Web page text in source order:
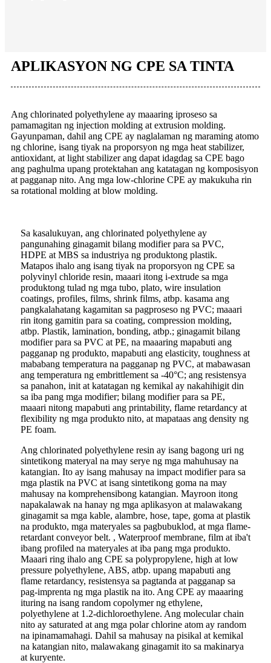
APLIKASYON NG CPE SA TINTA
Ang chlorinated polyethylene ay maaaring iproseso sa
pamamagitan ng injection molding at extrusion molding.
Gayunpaman, dahil ang CPE ay naglalaman ng maraming atomo
ng chlorine, isang tiyak na proporsyon ng mga heat stabilizer,
antioxidant, at light stabilizer ang dapat idagdag sa CPE bago
ang paghulma upang protektahan ang katatagan ng komposisyon
at pagganap nito. Ang mga low-chlorine CPE ay makukuha rin
sa rotational molding at blow molding.
Sa kasalukuyan, ang chlorinated polyethylene ay
pangunahing ginagamit bilang modifier para sa PVC,
HDPE at MBS sa industriya ng produktong plastik.
Matapos ihalo ang isang tiyak na proporsyon ng CPE sa
polyvinyl chloride resin, maaari itong i-extrude sa mga
produktong tulad ng mga tubo, plato, wire insulation
coatings, profiles, films, shrink films, atbp. kasama ang
pangkalahatang kagamitan sa pagproseso ng PVC; maaari
rin itong gamitin para sa coating, compression molding,
atbp. Plastik, lamination, bonding, atbp.; ginagamit bilang
modifier para sa PVC at PE, na maaaring mapabuti ang
pagganap ng produkto, mapabuti ang elasticity, toughness at
mababang temperatura na pagganap ng PVC, at mabawasan
ang temperatura ng embrittlement sa -40°C; ang resistensya
sa panahon, init at katatagan ng kemikal ay nakahihigit din
sa iba pang mga modifier; bilang modifier para sa PE,
maaari nitong mapabuti ang printability, flame retardancy at
flexibility ng mga produkto nito, at mapataas ang density ng
PE foam.
Ang chlorinated polyethylene resin ay isang bagong uri ng
sintetikong materyal na may serye ng mga mahuhusay na
katangian. Ito ay isang mahusay na impact modifier para sa
mga plastik na PVC at isang sintetikong goma na may
mahusay na komprehensibong katangian. Mayroon itong
napakalawak na hanay ng mga aplikasyon at malawakang
ginagamit sa mga kable, alambre, hose, tape, goma at plastik
na produkto, mga materyales sa pagbubuklod, at mga flame-
retardant conveyor belt. , Waterproof membrane, film at iba't
ibang profiled na materyales at iba pang mga produkto.
Maaari ring ihalo ang CPE sa polypropylene, high at low
pressure polyethylene, ABS, atbp. upang mapabuti ang
flame retardancy, resistensya sa pagtanda at pagganap sa
pag-imprenta ng mga plastik na ito. Ang CPE ay maaaring
ituring na isang random copolymer ng ethylene,
polyethylene at 1.2-dichloroethylene. Ang molecular chain
nito ay saturated at ang mga polar chlorine atom ay random
na ipinamamahagi. Dahil sa mahusay na pisikal at kemikal
na katangian nito, malawakang ginagamit ito sa makinarya
at kuryente.